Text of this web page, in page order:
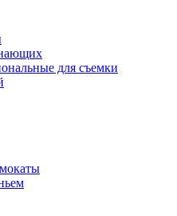
для съемки